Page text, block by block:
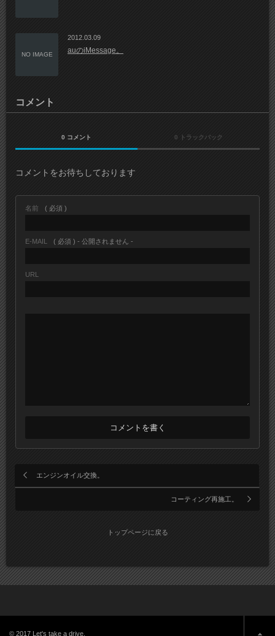
NO IMAGE
2012.03.09
auのiMessage。
コメント
0 コメント 0 トラックバック
コメントをお待ちしております
名前 ( 必須 )
E-MAIL ( 必須 ) - 公開されません -
URL
エンジンオイル交換。
コーティング再施工。
トップページに戻る
© 2017 Let's take a drive.